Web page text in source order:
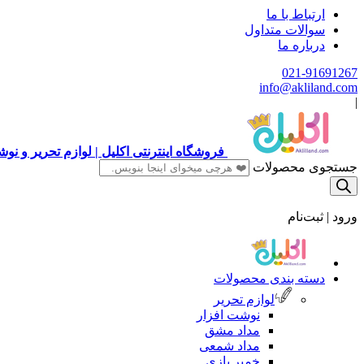
ارتباط با ما
سوالات متداول
درباره ما
021-91691267
info@akliland.com
|
فروشگاه اینترنتی اکلیل | لوازم تحریر و
جستجوی محصولات
ورود | ثبت‌نام
دسته بندی محصولات
لوازم تحریر
نوشت افزار
مداد مشق
مداد شمعی
خمیر بازی